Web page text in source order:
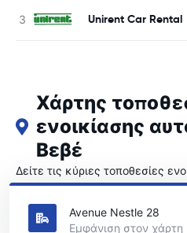
Unirent Car Rental
Χάρτης
ενοικίασης
Βεβέ
Δείτε τις κύριες τοποθεσίες
Βεβέ
Avenue Nestle 28
Εμφάνιση στον χάρτη